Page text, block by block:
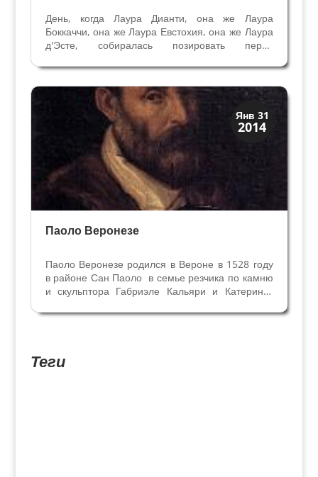
День, когда Лаура Дианти, она же Лаура
Боккаччи, она же Лаура Евстохия, она же Лаура
д'Эсте, собиралась позировать перед
Речь шла не только о том, чтобы иметь в своем
распоряжении произведение одного из самых
престижных...
Янв 31
2014
Искусство
Художники
Паоло Веронезе
Паоло Веронезе родился в Вероне в 1528 году
в районе Сан Паоло в семье резчика по камню
и скульптора Габриэле Кальяри и Катерины.
церковных приходских книгах в 1529 году он
Теги